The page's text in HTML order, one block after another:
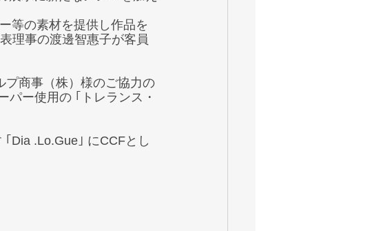
等の素材を提供し作品を
理事の渡邊智惠子が客員
プ商事（株）様のご協力の
パー使用の ｢トレランス・
Dia .Lo.Gue｣ にCCFとし